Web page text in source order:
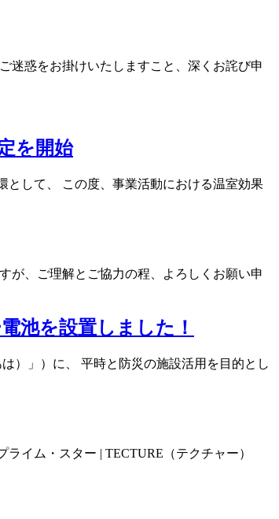
迷惑をお掛けいたしますこと、深くお詫び申
を開始
して、 この度、事業活動における温室効果
が、ご理解とご協力の程、よろしくお願い申
池を設置しました！
）」）に、 平時と防災の施設活用を目的とし
ライム・スター | TECTURE（テクチャー）